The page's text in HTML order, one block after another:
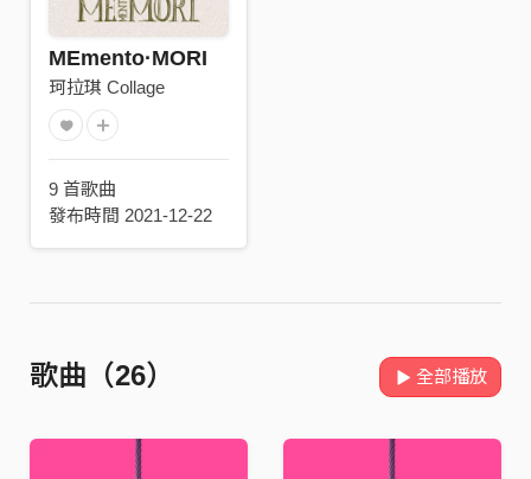
MEmento·MORI
珂拉琪 Collage
9 首歌曲
發布時間 2021-12-22
歌曲（26） 全部播放